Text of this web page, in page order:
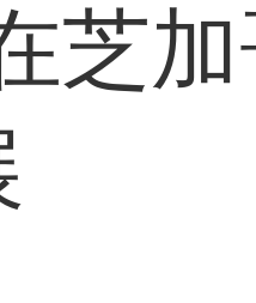
户作品
户作品
芝